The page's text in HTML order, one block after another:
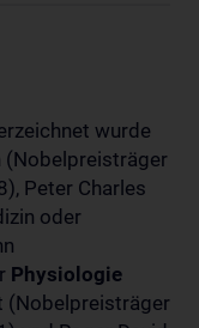
wurde
(Nobelpreisträger
Peter Charles
oder
Physiologie
(Nobelpreisträger